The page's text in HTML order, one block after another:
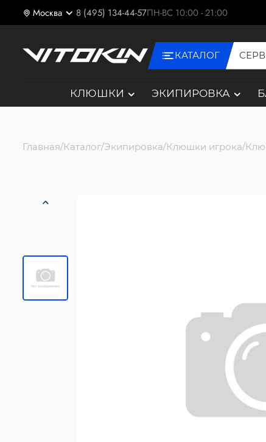
Москва 8 (495) 134-44-57ПН-ВС 10:00 - 21:00
КАТАЛОГ
КЛЮШКИ ЭКИПИРОВКА
Главная Каталог Экипировка Клюшки игрока